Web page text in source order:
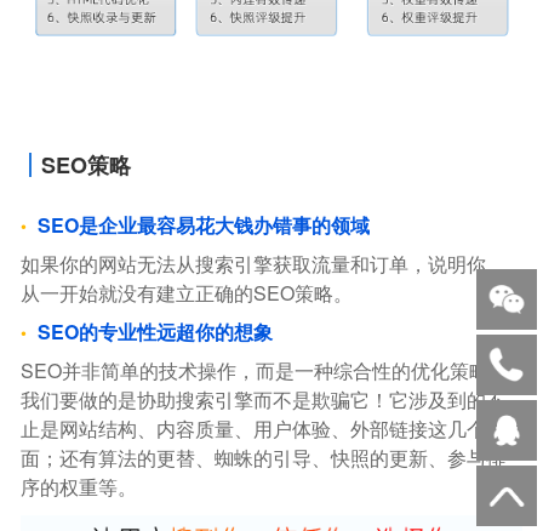
SEO策略
SEO是企业最容易花大钱办错事的领域
如果你的网站无法从搜索引擎获取流量和订单，说明你，
从一开始就没有建立正确的SEO策略。
SEO的专业性远超你的想象
SEO并非简单的技术操作，而是一种综合性的优化策略。
我们要做的是协助搜索引擎而不是欺骗它！它涉及到的不
止是网站结构、内容质量、用户体验、外部链接这几个方
面；还有算法的更替、蜘蛛的引导、快照的更新、参与排
序的权重等。